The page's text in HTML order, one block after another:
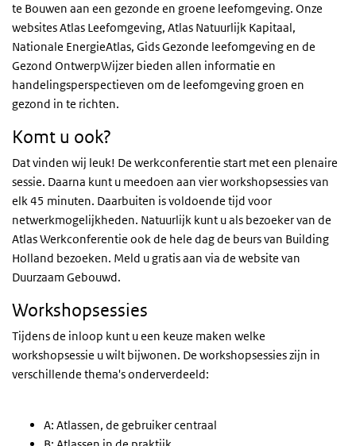
te Bouwen aan een gezonde en groene leefomgeving. Onze
websites Atlas Leefomgeving, Atlas Natuurlijk Kapitaal,
Nationale EnergieAtlas, Gids Gezonde leefomgeving en de
Gezond OntwerpWijzer bieden allen informatie en
handelingsperspectieven om de leefomgeving groen en
gezond in te richten.
Komt u ook?
Dat vinden wij leuk! De werkconferentie start met een plenaire
sessie. Daarna kunt u meedoen aan vier workshopsessies van
elk 45 minuten. Daarbuiten is voldoende tijd voor
netwerkmogelijkheden. Natuurlijk kunt u als bezoeker van de
Atlas Werkconferentie ook de hele dag de beurs van Building
Holland bezoeken. Meld u gratis aan via de website van
Duurzaam Gebouwd.
Workshopsessies
Tijdens de inloop kunt u een keuze maken welke
workshopsessie u wilt bijwonen. De workshopsessies zijn in
verschillende thema's onderverdeeld:
A: Atlassen, de gebruiker centraal